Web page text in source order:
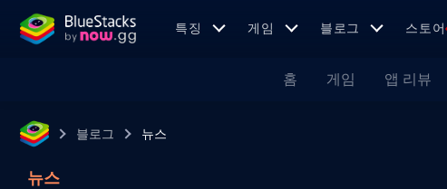
특징 게임 블로그 스토어
홈 게임 앱 리뷰
블로그 뉴스
뉴스